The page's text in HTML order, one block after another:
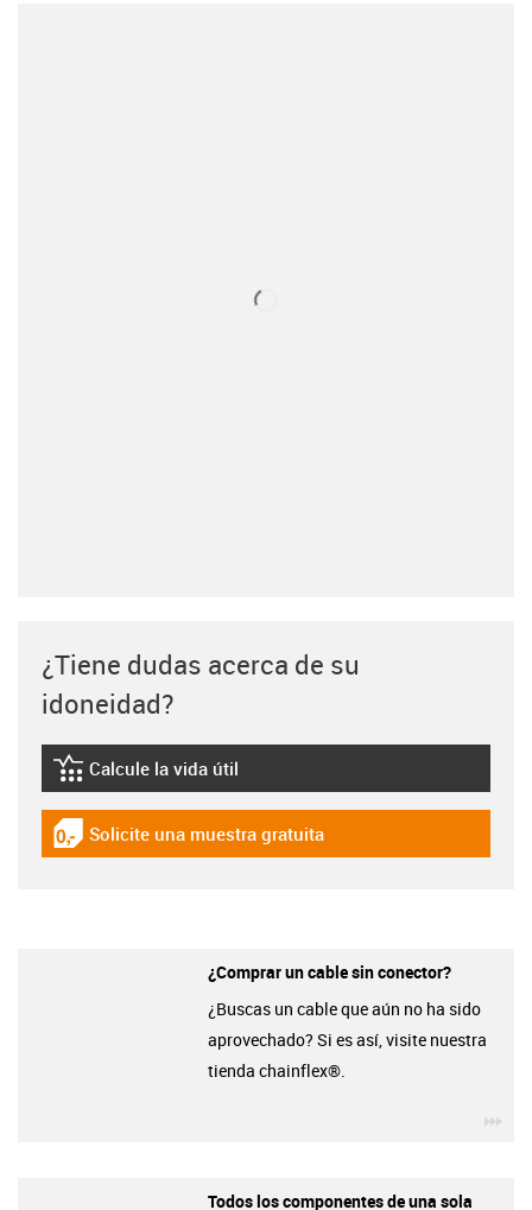
¿Tiene dudas acerca de su
idoneidad?
igus-icon-lebensdauerrechner
Calcule la vida útil
igus-icon-gratismuster
Solicite una muestra gratuita
¿Comprar un cable sin conector?
¿Buscas un cable que aún no ha sido
aprovechado? Si es así, visite nuestra
tienda chainflex®.
Todos los componentes de una sola